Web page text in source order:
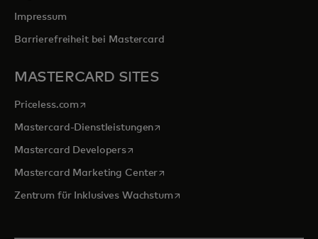
Impressum
Barrierefreiheit bei Mastercard
MASTERCARD SITES
Priceless.com wird in einer neuen Registerkarte geöffnet
Mastercard-Dienstleistungenwird in einer neuen Registerkarte
Mastercard Developerswird in einer neuen Registerkarte
Mastercard Marketing Centerwird in einer neuen
Zentrum für Inklusives Wachstumwird in einer neuen